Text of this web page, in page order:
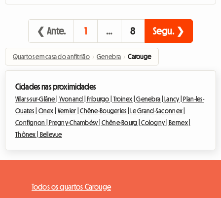
❮ Ante. 1 … 8 Segu. ❯
Quartos em casa do anfitrião › Genebra › Carouge
Cidades nas proximidades
Villars-sur-Glâne | Yvonand | Friburgo | Troinex |Genebra | Lancy |
Plan-les-
Ouates | Onex | Vernier |Chêne-Bougeries |
Le Grand-Saconnex |
Confignon |
Pregny-Chambésy |Chêne-Bourg |Cologny |
Bernex |
Thônex |
Bellevue
Todos os quartos Carouge